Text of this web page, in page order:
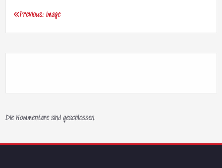
Beitragsnavigation
Previous: image
Die Kommentare sind geschlossen.